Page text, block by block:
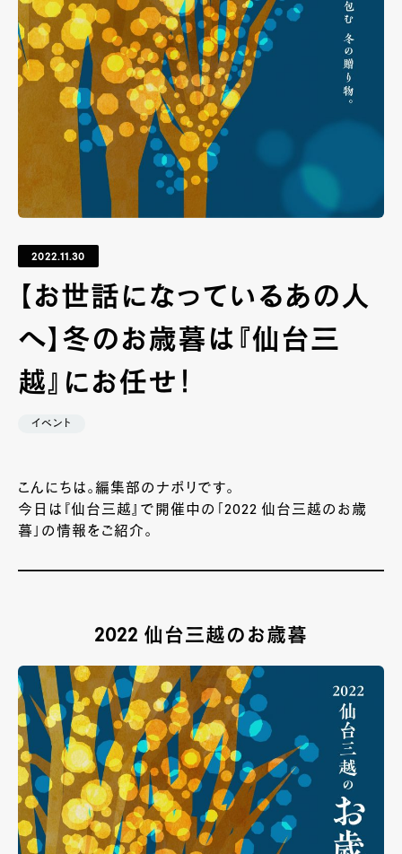
2022.11.30
【お世話になっているあの人
へ】冬のお歳暮は『仙台三
越』にお任せ！
イベント
こんにちは。編集部のナポリです。
今日は『仙台三越』で開催中の「2022 仙台三越のお歳
暮」の情報をご紹介。
2022 仙台三越のお歳暮